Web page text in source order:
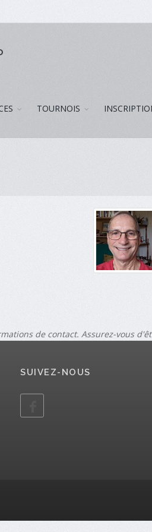
TOURNOIS
de contact. Assurez-vous
SUIVEZ-NOUS